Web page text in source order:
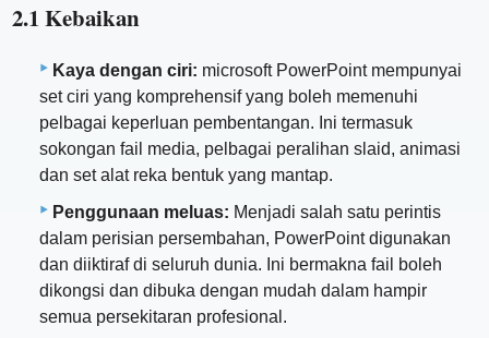
2.1 Kebaikan
Kaya dengan ciri: microsoft PowerPoint mempunyai
set ciri yang komprehensif yang boleh memenuhi
pelbagai keperluan pembentangan. Ini termasuk
sokongan fail media, pelbagai peralihan slaid, animasi
dan set alat reka bentuk yang mantap.
Penggunaan meluas: Menjadi salah satu perintis
dalam perisian persembahan, PowerPoint digunakan
dan diiktiraf di seluruh dunia. Ini bermakna fail boleh
dikongsi dan dibuka dengan mudah dalam hampir
semua persekitaran profesional.